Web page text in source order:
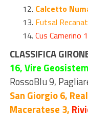
Calcetto
Futsal
Cus Camerino 1
CLASSIFICA
16, Vire
RossoBlu 9,
San Giorgio 6,
Maceratese 3,